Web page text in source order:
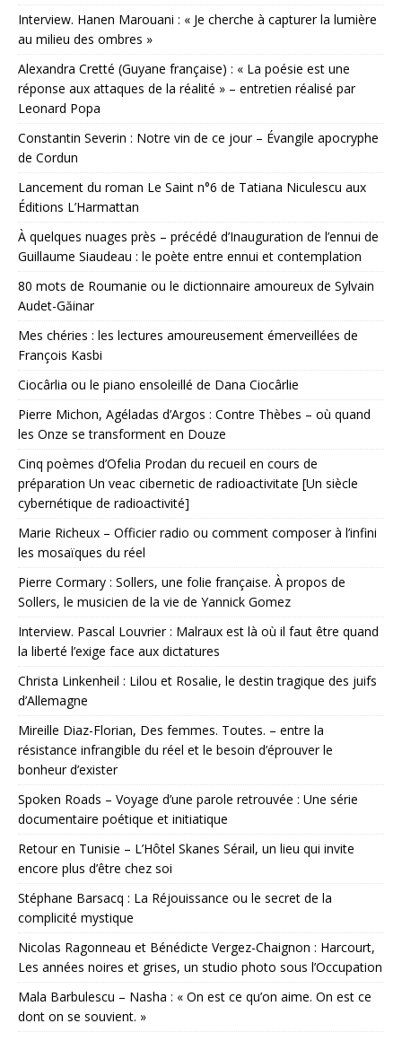
Interview. Hanen Marouani : « Je cherche à capturer la lumière
au milieu des ombres »
Alexandra Cretté (Guyane française) : « La poésie est une
réponse aux attaques de la réalité » – entretien réalisé par
Leonard Popa
Constantin Severin : Notre vin de ce jour – Évangile apocryphe
de Cordun
Lancement du roman Le Saint n°6 de Tatiana Niculescu aux
Éditions L’Harmattan
À quelques nuages près – précédé d’Inauguration de l’ennui de
Guillaume Siaudeau : le poète entre ennui et contemplation
80 mots de Roumanie ou le dictionnaire amoureux de Sylvain
Audet-Găinar
Mes chéries : les lectures amoureusement émerveillées de
François Kasbi
Ciocârlia ou le piano ensoleillé de Dana Ciocârlie
Pierre Michon, Agéladas d’Argos : Contre Thèbes – où quand
les Onze se transforment en Douze
Cinq poèmes d’Ofelia Prodan du recueil en cours de
préparation Un veac cibernetic de radioactivitate [Un siècle
cybernétique de radioactivité]
Marie Richeux – Officier radio ou comment composer à l’infini
les mosaïques du réel
Pierre Cormary : Sollers, une folie française. À propos de
Sollers, le musicien de la vie de Yannick Gomez
Interview. Pascal Louvrier : Malraux est là où il faut être quand
la liberté l’exige face aux dictatures
Christa Linkenheil : Lilou et Rosalie, le destin tragique des juifs
d’Allemagne
Mireille Diaz-Florian, Des femmes. Toutes. – entre la
résistance infrangible du réel et le besoin d’éprouver le
bonheur d’exister
Spoken Roads – Voyage d’une parole retrouvée : Une série
documentaire poétique et initiatique
Retour en Tunisie – L’Hôtel Skanes Sérail, un lieu qui invite
encore plus d’être chez soi
Stéphane Barsacq : La Réjouissance ou le secret de la
complicité mystique
Nicolas Ragonneau et Bénédicte Vergez-Chaignon : Harcourt,
Les années noires et grises, un studio photo sous l’Occupation
Mala Barbulescu – Nasha : « On est ce qu’on aime. On est ce
dont on se souvient. »